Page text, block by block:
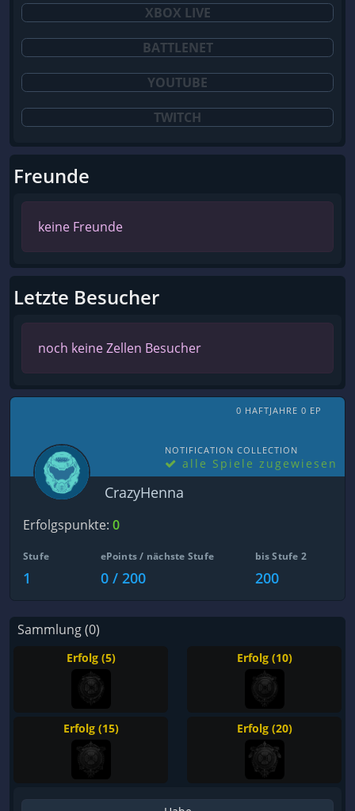
XBOX LIVE
BATTLENET
YOUTUBE
TWITCH
Freunde
keine Freunde
Letzte Besucher
noch keine Zellen Besucher
0 HAFTJAHRE 0 EP
NOTIFICATION COLLECTION
alle Spiele zugewiesen
CrazyHenna
Erfolgspunkte: 0
Stufe
1
ePoints / nächste Stufe
0 / 200
bis Stufe 2
200
Sammlung (0)
Erfolg (5) Erfolg (10)
Erfolg (15) Erfolg (20)